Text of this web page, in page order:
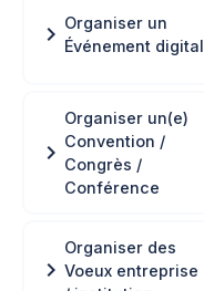
chevron_right Organiser un
Événement digital
chevron_right
Organiser un(e)
Convention /
Congrès /
Conférence
chevron_right
Organiser des
Voeux entreprise